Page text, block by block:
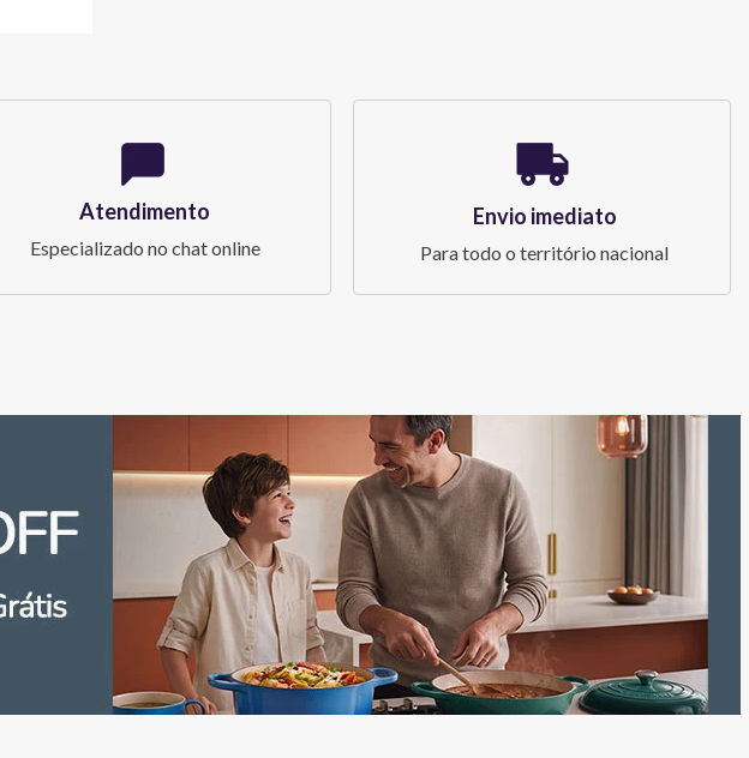
Atendimento
Especializado no chat online
Envio imediato
Para todo o território nacional